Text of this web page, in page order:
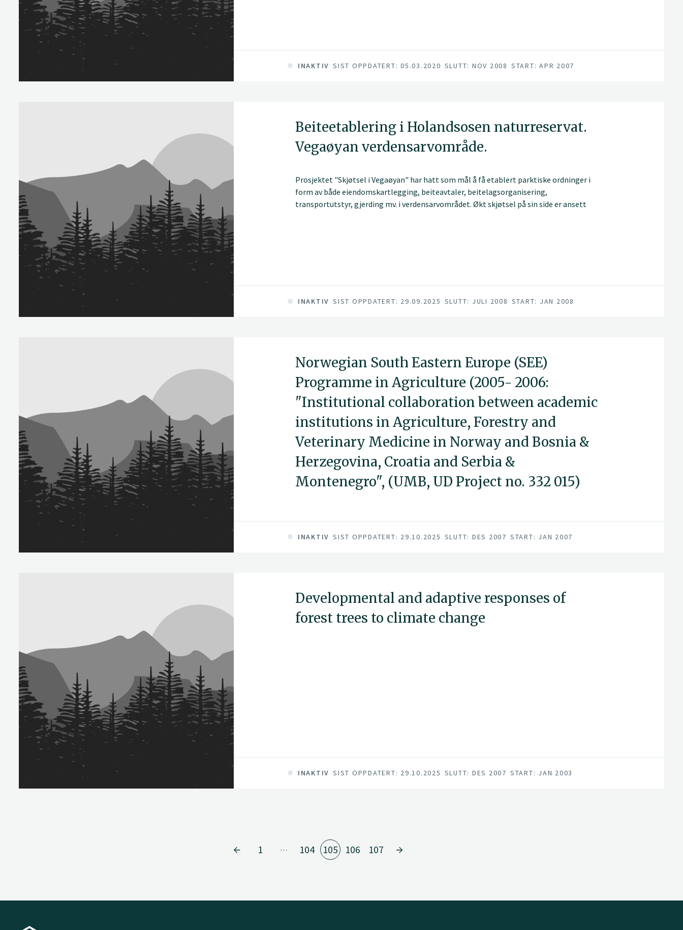
INAKTIV SIST OPPDATERT: 05.03.2020 SLUTT: NOV 2008 START: APR 2007
Beiteetablering i Holandsosen naturreservat.
Vegaøyan verdensarvområde.
Prosjektet "Skjøtsel i Vegaøyan" har hatt som mål å få etablert parktiske ordninger i
form av både eiendomskartlegging, beiteavtaler, beitelagsorganisering,
transportutstyr, gjerding mv. i verdensarvområdet. Økt skjøtsel på sin side er ansett
INAKTIV SIST OPPDATERT: 29.09.2025 SLUTT: JULI 2008 START: JAN 2008
Norwegian South Eastern Europe (SEE)
Programme in Agriculture (2005- 2006:
"Institutional collaboration between academic
institutions in Agriculture, Forestry and
Veterinary Medicine in Norway and Bosnia &
Herzegovina, Croatia and Serbia &
Montenegro", (UMB, UD Project no. 332 015)
INAKTIV SIST OPPDATERT: 29.10.2025 SLUTT: DES 2007 START: JAN 2007
Developmental and adaptive responses of
forest trees to climate change
INAKTIV SIST OPPDATERT: 29.10.2025 SLUTT: DES 2007 START: JAN 2003
1 … 104 105 106 107